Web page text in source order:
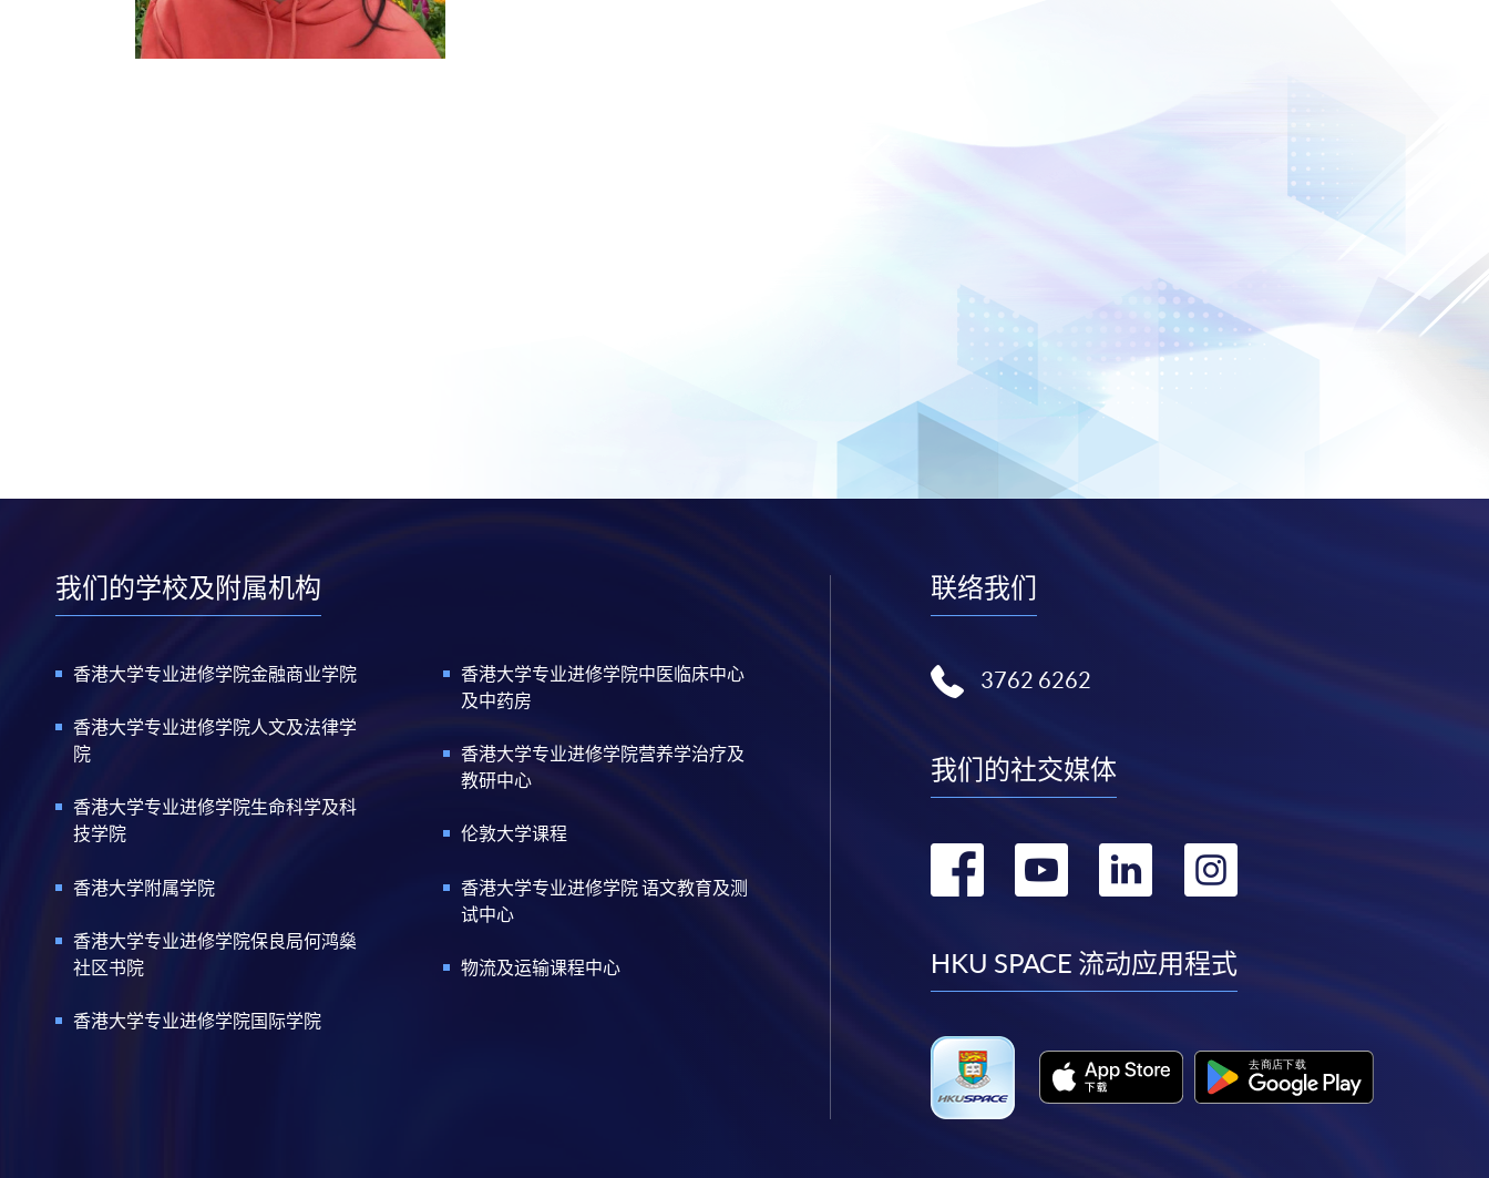
我们的学校及附属机构
香港大学专业进修学院金融商业学院
香港大学专业进修学院人文及法律学
院
香港大学专业进修学院生命科学及科
技学院
香港大学附属学院
香港大学专业进修学院保良局何鸿燊
社区书院
香港大学专业进修学院国际学院
香港大学专业进修学院中医临床中心
及中药房
香港大学专业进修学院营养学治疗及
教研中心
伦敦大学课程
香港大学专业进修学院 语文教育及测
试中心
物流及运输课程中心
联络我们
3762 6262
我们的社交媒体
转
facebook
转
youtube
转
linkedin
转
instagram
HKU SPACE 流动应用程式